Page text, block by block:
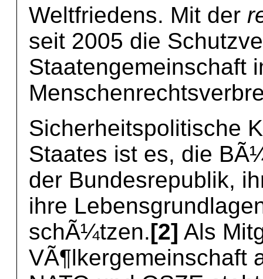
Weltfriedens. Mit der
seit 2005 die
Staatengemeinschaft
Sicherheitspolitische
Staates ist es, die
der Bundesrepublik,
ihre
schÃ¼tzen.[2] Als
VÃ¶lkergemeinschaft